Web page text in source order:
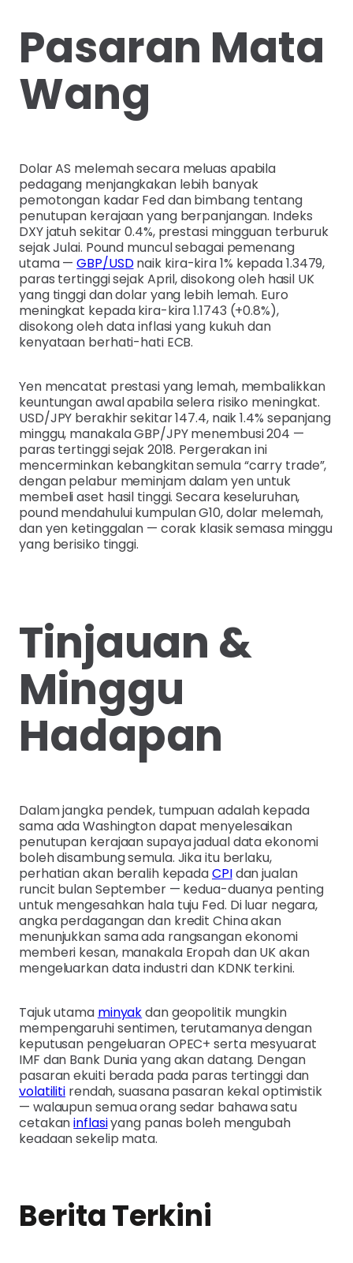
Pasaran Mata
Wang
Dolar AS melemah secara meluas apabila
pedagang menjangkakan lebih banyak
pemotongan kadar Fed dan bimbang tentang
penutupan kerajaan yang berpanjangan. Indeks
DXY jatuh sekitar 0.4%, prestasi mingguan terburuk
sejak Julai. Pound muncul sebagai pemenang
utama —GBP/USDnaik kira-kira 1% kepada 1.3479,
paras tertinggi sejak April, disokong oleh hasil UK
yang tinggi dan dolar yang lebih lemah. Euro
meningkat kepada kira-kira 1.1743 (+0.8%),
disokong oleh data inflasi yang kukuh dan
kenyataan berhati-hati ECB.
Yen mencatat prestasi yang lemah, membalikkan
keuntungan awal apabila selera risiko meningkat.
USD/JPY berakhir sekitar 147.4, naik 1.4% sepanjang
minggu, manakala GBP/JPY menembusi 204 —
paras tertinggi sejak 2018. Pergerakan ini
mencerminkan kebangkitan semula “carry trade”,
dengan pelabur meminjam dalam yen untuk
membeli aset hasil tinggi. Secara keseluruhan,
pound mendahului kumpulan G10, dolar melemah,
dan yen ketinggalan — corak klasik semasa minggu
yang berisiko tinggi.
Tinjauan &
Minggu
Hadapan
Dalam jangka pendek, tumpuan adalah kepada
sama ada Washington dapat menyelesaikan
penutupan kerajaan supaya jadual data ekonomi
boleh disambung semula. Jika itu berlaku,
perhatian akan beralih kepadaCPIdan jualan
runcit bulan September — kedua-duanya penting
untuk mengesahkan hala tuju Fed. Di luar negara,
angka perdagangan dan kredit China akan
menunjukkan sama ada rangsangan ekonomi
memberi kesan, manakala Eropah dan UK akan
mengeluarkan data industri dan KDNK terkini.
Tajuk utama minyakdan geopolitik mungkin
mempengaruhi sentimen, terutamanya dengan
keputusan pengeluaran OPEC+ serta mesyuarat
IMF dan Bank Dunia yang akan datang. Dengan
pasaran ekuiti berada pada paras tertinggi dan
volatiliti rendah, suasana pasaran kekal optimistik
— walaupun semua orang sedar bahawa satu
cetakaninflasiyang panas boleh mengubah
keadaan sekelip mata.
Berita Terkini